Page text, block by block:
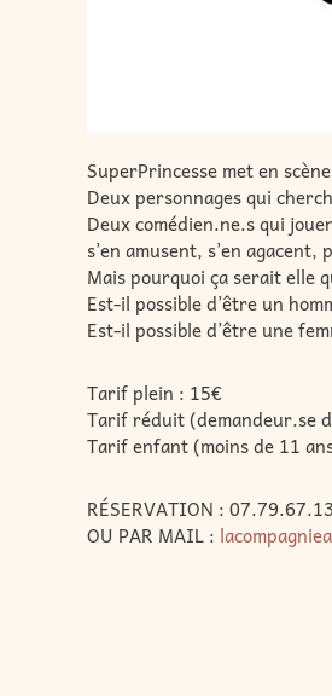
SuperPrincesse met en
Deux personnages qui
Deux comédien.ne.s qui
s’en amusent, s’en
Mais pourquoi ça serait elle
Est-il possible d’être un
Est-il possible d’être une
Tarif plein : 15€
Tarif réduit (demandeur.se
Tarif enfant (moins de 11
RÉSERVATION :
OU PAR MAIL :